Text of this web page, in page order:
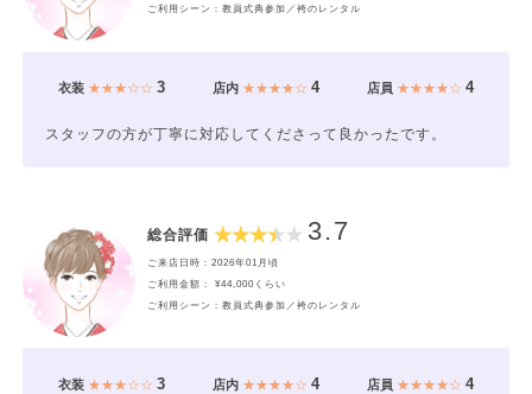
ご利用シーン：教員式典参加／袴のレンタル
衣装★★★☆☆ 3 店内★★★★☆ 4 店員 ★★★★☆4
スタッフの方が丁寧に対応してくださって良かったです。
総合評価 3.7
ご来店日時：2026年01月頃
ご利用金額： ¥44,000くらい
ご利用シーン：教員式典参加／袴のレンタル
衣装★★★☆☆ 3 店内★★★★☆ 4 店員 ★★★★☆4